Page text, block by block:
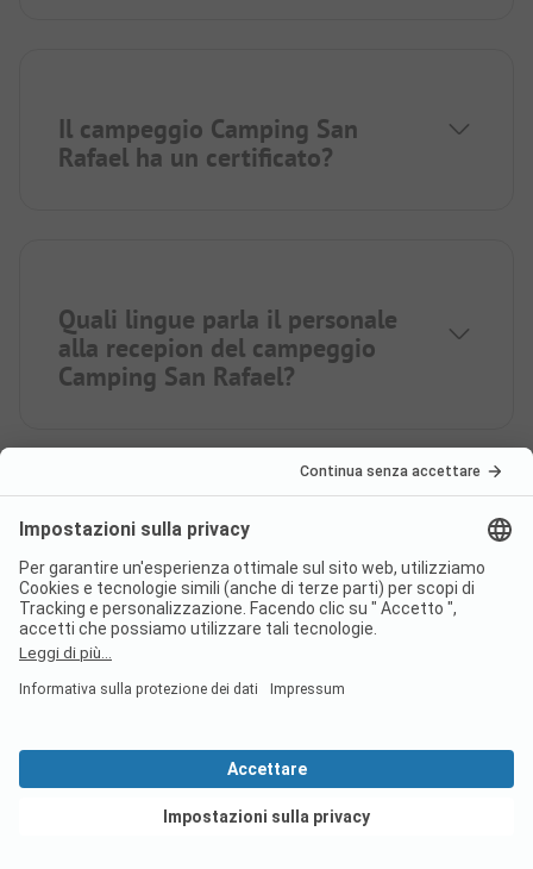
Il campeggio Camping San
Rafael ha un certificato?
Quali lingue parla il personale
alla recepion del campeggio
Camping San Rafael?
Nel campeggio Camping San
Rafael c’è una piscina?
mangiare presso il campeggio
Camping San Rafael?
Vedi offerte